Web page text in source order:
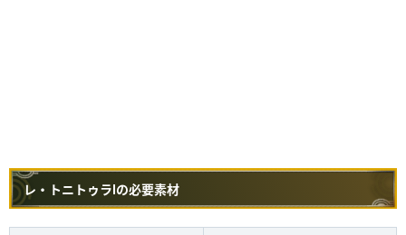
レ・トニトゥラⅠの必要素材